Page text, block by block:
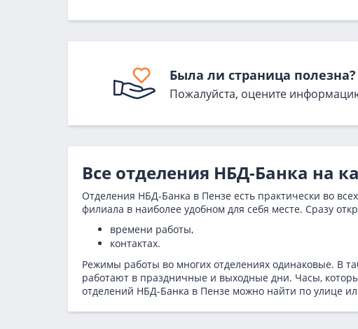
Была ли страница полезна?
Пожалуйста, оцените
Все отделения НБД-Банка на
Отделения НБД-Банка в Пензе есть практически во
филиала в наиболее удобном для себя месте. Сразу
времени работы,
контактах.
Режимы работы во многих отделениях одинаковые. В
работают в праздничные и выходные дни. Часы,
отделений НБД-Банка в Пензе можно найти по улице